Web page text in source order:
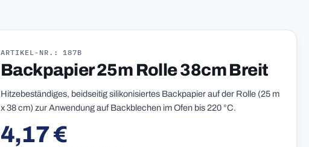
ARTIKEL-NR.: 187B
Backpapier 25m Rolle 38cm Breit
Hitzebeständiges, beidseitig silikonisiertes Backpapier auf der Rolle (25 m
x 38 cm) zur Anwendung auf Backblechen im Ofen bis 220 °C.
Regulärer Preis:
4,17 €